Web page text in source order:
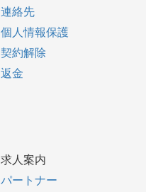
連絡先
個人情報保護
契約解除
返金
求人案内
パートナー